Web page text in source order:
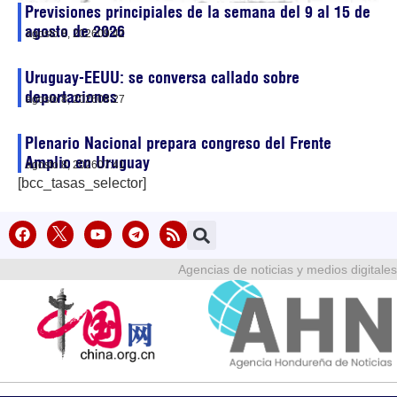
Previsiones principiales de la semana del 9 al 15 de
agosto de 2026
agosto 8, 202609:42
Uruguay-EEUU: se conversa callado sobre
deportaciones
agosto 8, 202608:27
Plenario Nacional prepara congreso del Frente
Amplio en Uruguay
agosto 8, 202607:41
[bcc_tasas_selector]
Agencias de noticias y medios digitales